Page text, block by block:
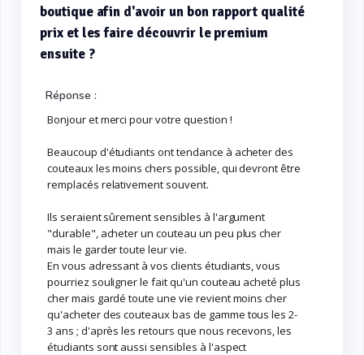
boutique afin d'avoir un bon rapport qualité
prix et les faire découvrir le premium
ensuite ?
Réponse :
Bonjour et merci pour votre question !
Beaucoup d'étudiants ont tendance à acheter des
couteaux les moins chers possible, qui devront être
remplacés relativement souvent.
Ils seraient sûrement sensibles à l'argument
"durable", acheter un couteau un peu plus cher
mais le garder toute leur vie.
En vous adressant à vos clients étudiants, vous
pourriez souligner le fait qu'un couteau acheté plus
cher mais gardé toute une vie revient moins cher
qu'acheter des couteaux bas de gamme tous les 2-
3 ans ; d'après les retours que nous recevons, les
étudiants sont aussi sensibles à l'aspect